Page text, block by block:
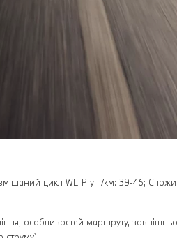
цикл WLTP у г/км: 39-46;
особливостей маршруту,